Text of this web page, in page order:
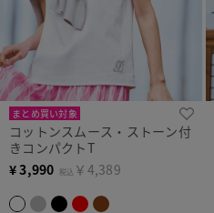
まとめ買い対象
コットンスムース・ストーン付
きコンパクトT
¥3,990 税込 ￥4,389